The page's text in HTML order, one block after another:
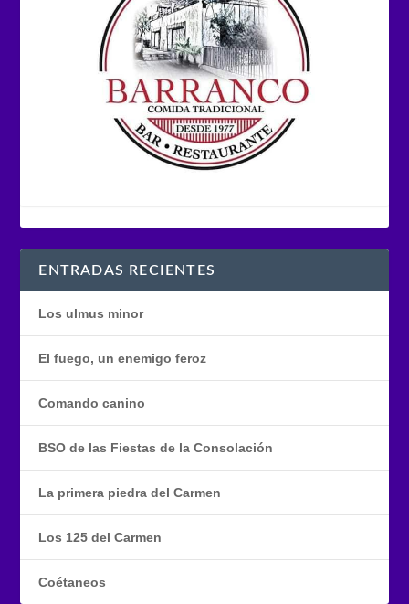
ENTRADAS RECIENTES
Los ulmus minor
El fuego, un enemigo feroz
Comando canino
BSO de las Fiestas de la Consolación
La primera piedra del Carmen
Los 125 del Carmen
Coétaneos